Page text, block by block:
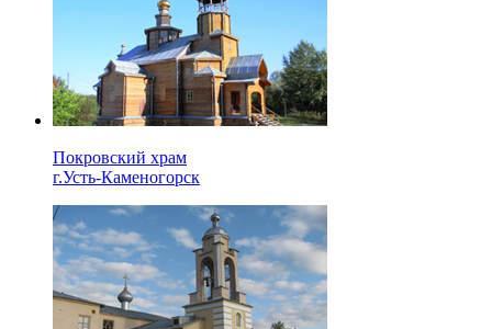
Покровский храм
г.Усть-Каменогорск